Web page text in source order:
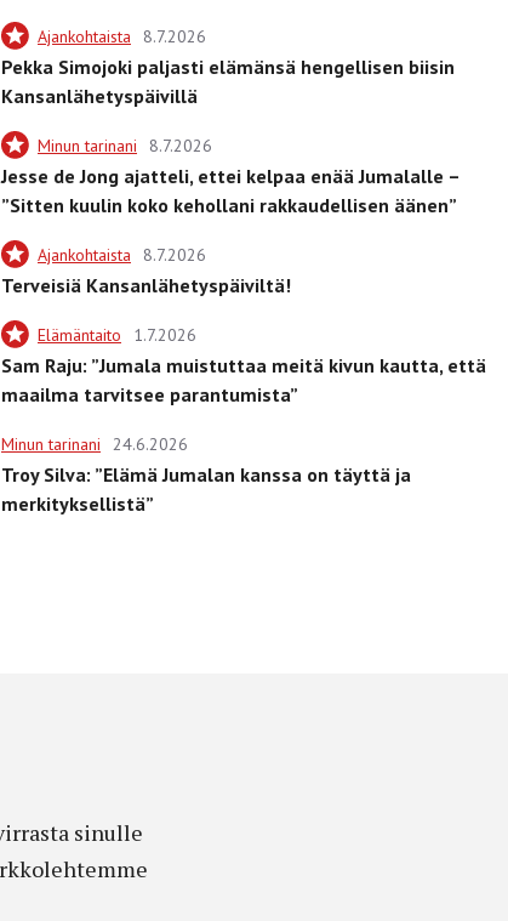
Ajankohtaista 8.7.2026
Pekka Simojoki paljasti elämänsä hengellisen biisin
Kansanlähetyspäivillä
Minun tarinani 8.7.2026
Jesse de Jong ajatteli, ettei kelpaa enää Jumalalle –
”Sitten kuulin koko kehollani rakkaudellisen äänen”
Ajankohtaista 8.7.2026
Terveisiä Kansanlähetyspäiviltä!
Elämäntaito 1.7.2026
Sam Raju: ”Jumala muistuttaa meitä kivun kautta, että
maailma tarvitsee parantumista”
Minun tarinani 24.6.2026
Troy Silva: ”Elämä Jumalan kanssa on täyttä ja
merkityksellistä”
sinulle